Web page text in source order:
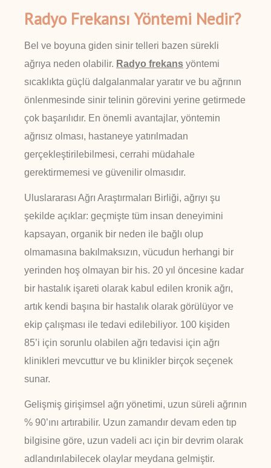
Radyo Frekansı Yöntemi Nedir?
Bel ve boyuna giden sinir telleri bazen sürekli
ağrıya neden olabilir. Radyo frekans yöntemi
sıcaklıkta güçlü dalgalanmalar yaratır ve bu ağrının
önlenmesinde sinir telinin görevini yerine getirmede
çok başarılıdır. En önemli avantajlar, yöntemin
ağrısız olması, hastaneye yatırılmadan
gerçekleştirilebilmesi, cerrahi müdahale
gerektirmemesi ve güvenilir olmasıdır.
Uluslararası Ağrı Araştırmaları Birliği, ağrıyı şu
şekilde açıklar: geçmişte tüm insan deneyimini
kapsayan, organik bir neden ile bağlı olup
olmamasına bakılmaksızın, vücudun herhangi bir
yerinden hoş olmayan bir his. 20 yıl öncesine kadar
bir hastalık işareti olarak kabul edilen kronik ağrı,
artık kendi başına bir hastalık olarak görülüyor ve
ekip çalışması ile tedavi edilebiliyor. 100 kişiden
85’i için sorunlu olabilen ağrı tedavisi için ağrı
klinikleri mevcuttur ve bu klinikler birçok seçenek
sunar.
Gelişmiş girişimsel ağrı yönetimi, uzun süreli ağrının
% 90’ını artırabilir. Uzun zamandır devam eden tıp
bilgisine göre, uzun vadeli acı için bir devrim olarak
adlandırılabilecek olaylar meydana gelmiştir.